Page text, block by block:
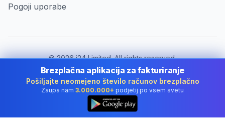
Pogoji uporabe
©2026i24 Limited. All rights reserved.
Za podjetja v Slovenia
Spremeni državo:
Slovenia
Brezplačna aplikacija za fakturiranje
Pošiljajte neomejeno število računov brezplačno
Zaupa nam 3.000.000+ podjetij po vsem svetu